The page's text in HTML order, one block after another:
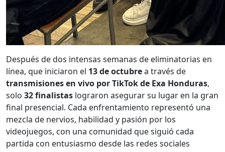
Después de dos intensas semanas de eliminatorias en
línea, que iniciaron el 13 de octubrea través de
transmisiones en vivo por TikTok de Exa Honduras,
solo 32 finalistas lograron asegurar su lugar en la gran
final presencial. Cada enfrentamiento representó una
mezcla de nervios, habilidad y pasión por los
videojuegos, con una comunidad que siguió cada
partida con entusiasmo desde las redes sociales